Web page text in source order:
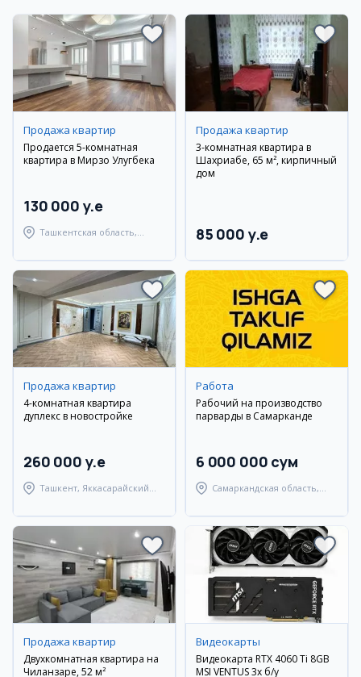
Продажа квартир
Продается 5-комнатная
квартира в Мирзо Улугбека
130 000 y.e
Ташкентская область,
Продажа квартир
3-комнатная квартира в
Шахриабе, 65 м², кирпичный
дом
85 000 y.e
Продажа квартир
4-комнатная квартира
дуплекс в новостройке
260 000 y.e
Ташкент, Яккасарайский
Работа
Рабочий на производство
парварды в Самарканде
6 000 000 сум
Самаркандская область,
Продажа квартир
Двухкомнатная квартира на
Чиланзаре, 52 м²
Видеокарты
Видеокарта RTX 4060 Ti 8GB
MSI VENTUS 3x б/у